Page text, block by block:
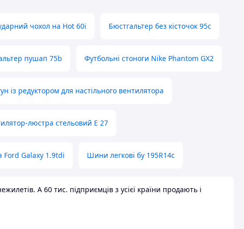
чохол на Hot 60i Бюстгальтер без кісточок 95с
пушап 75b Футбольні стоноги Nike Phantom GX2
із редуктором для настільного вентилятора
люстра стельовий E 27
Ford Galaxy 1.9tdi Шини легкові бу 195R14c
А 60 тис. підприємців з усієї країни продають і